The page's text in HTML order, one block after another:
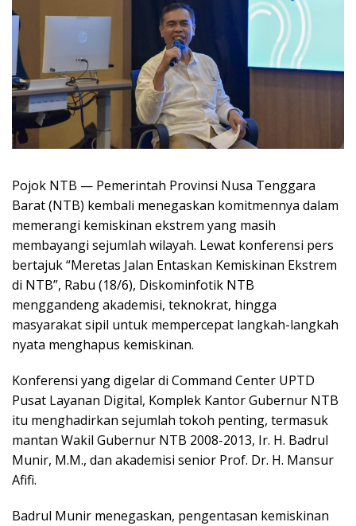
Pojok NTB — Pemerintah Provinsi Nusa Tenggara
Barat (NTB) kembali menegaskan komitmennya dalam
memerangi kemiskinan ekstrem yang masih
membayangi sejumlah wilayah. Lewat konferensi pers
bertajuk“Meretas Jalan Entaskan Kemiskinan Ekstrem
di NTB”, Rabu (18/6), Diskominfotik NTB
menggandeng akademisi, teknokrat, hingga
masyarakat sipil untuk mempercepat langkah-langkah
nyata menghapus kemiskinan.
Konferensi yang digelar di Command Center UPTD
Pusat Layanan Digital, Komplek Kantor Gubernur NTB
itu menghadirkan sejumlah tokoh penting, termasuk
mantan Wakil Gubernur NTB 2008-2013, Ir. H. Badrul
Munir, M.M., dan akademisi senior Prof. Dr. H. Mansur
Afifi.
Badrul Munir menegaskan, pengentasan kemiskinan